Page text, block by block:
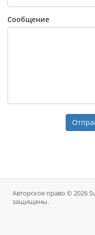
Сообщение
Авторское право © 2026
защищены.